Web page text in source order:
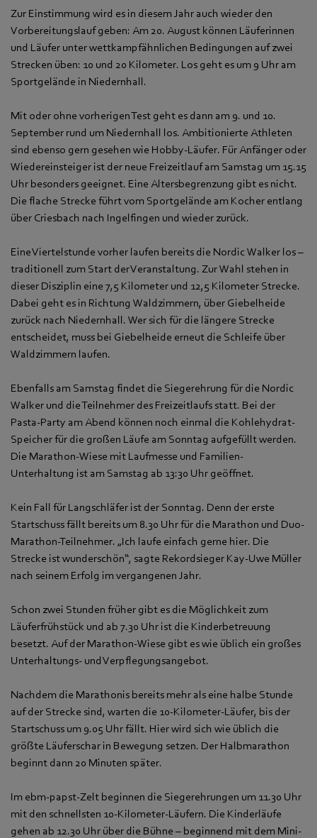
Zur Einstimmung wird es in diesem Jahr auch wieder den
Vorbereitungslauf geben: Am 20. August können Läuferinnen
und Läufer unter wettkampfähnlichen Bedingungen auf zwei
Strecken üben: 10 und 20 Kilometer. Los geht es um 9 Uhr am
Sportgelände in Niedernhall.
Mit oder ohne vorherigen Test geht es dann am 9. und 10.
September rund um Niedernhall los. Ambitionierte Athleten
sind ebenso gern gesehen wie Hobby-Läufer. Für Anfänger oder
Wiedereinsteiger ist der neue Freizeitlauf am Samstag um 15.15
Uhr besonders geeignet. Eine Altersbegrenzung gibt es nicht.
Die flache Strecke führt vom Sportgelände am Kocher entlang
über Criesbach nach Ingelfingen und wieder zurück.
Eine Viertelstunde vorher laufen bereits die Nordic Walker los –
traditionell zum Start der Veranstaltung. Zur Wahl stehen in
dieser Disziplin eine 7,5 Kilometer und 12,5 Kilometer Strecke.
Dabei geht es in Richtung Waldzimmern, über Giebelheide
zurück nach Niedernhall. Wer sich für die längere Strecke
entscheidet, muss bei Giebelheide erneut die Schleife über
Waldzimmern laufen.
Ebenfalls am Samstag findet die Siegerehrung für die Nordic
Walker und die Teilnehmer des Freizeitlaufs statt. Bei der
Pasta-Party am Abend können noch einmal die Kohlehydrat-
Speicher für die großen Läufe am Sonntag aufgefüllt werden.
Die Marathon-Wiese mit Laufmesse und Familien-
Unterhaltung ist am Samstag ab 13:30 Uhr geöffnet.
Kein Fall für Langschläfer ist der Sonntag. Denn der erste
Startschuss fällt bereits um 8.30 Uhr für die Marathon und Duo-
Marathon-Teilnehmer. „Ich laufe einfach gerne hier. Die
Strecke ist wunderschön“, sagte Rekordsieger Kay-Uwe Müller
nach seinem Erfolg im vergangenen Jahr.
Schon zwei Stunden früher gibt es die Möglichkeit zum
Läuferfrühstück und ab 7.30 Uhr ist die Kinderbetreuung
besetzt. Auf der Marathon-Wiese gibt es wie üblich ein großes
Unterhaltungs- und Verpflegungsangebot.
Nachdem die Marathonis bereits mehr als eine halbe Stunde
auf der Strecke sind, warten die 10-Kilometer-Läufer, bis der
Startschuss um 9.05 Uhr fällt. Hier wird sich wie üblich die
größte Läuferschar in Bewegung setzen. Der Halbmarathon
beginnt dann 20 Minuten später.
Im ebm‑papst-Zelt beginnen die Siegerehrungen um 11.30 Uhr
mit den schnellsten 10-Kilometer-Läufern. Die Kinderläufe
gehen ab 12.30 Uhr über die Bühne – beginnend mit dem Mini-